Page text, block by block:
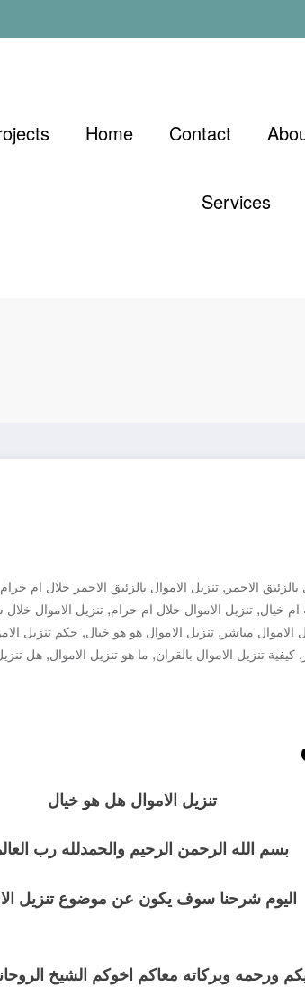
Contact
Home
Services
بالزئبق الاحمر , تنزيل الاموال بالزئبق الاحمر حلال ام حرام
ام خيال, تنزيل الاموال حلال ام حرام, تنزيل الاموال
الاموال مباشر , تنزيل الاموال هو هو خيال, حكم تنزيل
, كيفية تنزيل الاموال بالقران, ما هو تنزيل الاموال, هل
تنزيل الاموال هل هو خيال
بسم الله الرحمن الرحيم والحمدلله رب
اليوم شرحنا سوف يكون عن موضوع تنزيل
ورحمه وبركاته معاكم اخوكم الشيخ